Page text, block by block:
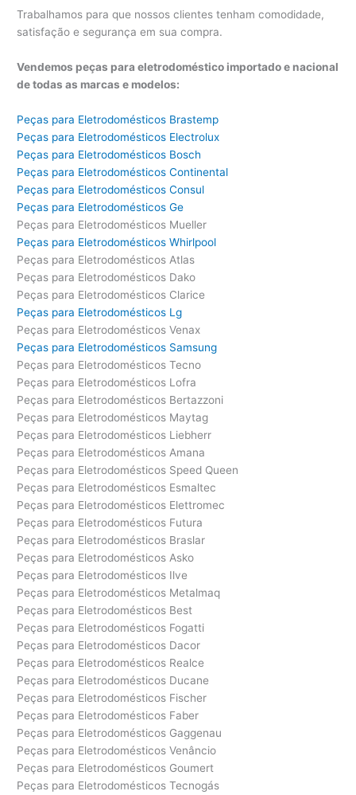
Trabalhamos para que nossos clientes tenham comodidade,
satisfação e segurança em sua compra.
Vendemos peças para eletrodoméstico importado e nacional
de todas as marcas e modelos:
Peças para Eletrodomésticos Brastemp
Peças para Eletrodomésticos Electrolux
Peças para Eletrodomésticos Bosch
Peças para Eletrodomésticos Continental
Peças para Eletrodomésticos Consul
Peças para Eletrodomésticos Ge
Peças para Eletrodomésticos Mueller
Peças para Eletrodomésticos Whirlpool
Peças para Eletrodomésticos Atlas
Peças para Eletrodomésticos Dako
Peças para Eletrodomésticos Clarice
Peças para Eletrodomésticos Lg
Peças para Eletrodomésticos Venax
Peças para Eletrodomésticos Samsung
Peças para Eletrodomésticos Tecno
Peças para Eletrodomésticos Lofra
Peças para Eletrodomésticos Bertazzoni
Peças para Eletrodomésticos Maytag
Peças para Eletrodomésticos Liebherr
Peças para Eletrodomésticos Amana
Peças para Eletrodomésticos Speed Queen
Peças para Eletrodomésticos Esmaltec
Peças para Eletrodomésticos Elettromec
Peças para Eletrodomésticos Futura
Peças para Eletrodomésticos Braslar
Peças para Eletrodomésticos Asko
Peças para Eletrodomésticos Ilve
Peças para Eletrodomésticos Metalmaq
Peças para Eletrodomésticos Best
Peças para Eletrodomésticos Fogatti
Peças para Eletrodomésticos Dacor
Peças para Eletrodomésticos Realce
Peças para Eletrodomésticos Ducane
Peças para Eletrodomésticos Fischer
Peças para Eletrodomésticos Faber
Peças para Eletrodomésticos Gaggenau
Peças para Eletrodomésticos Venâncio
Peças para Eletrodomésticos Goumert
Peças para Eletrodomésticos Tecnogás